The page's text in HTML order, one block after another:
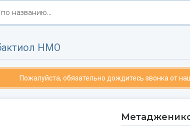
НМО
Пожалуйста, обязательно дождитесь звонка от